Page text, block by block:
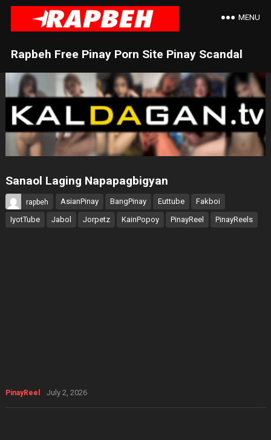
Rapbeh Free Pinay Porn Site Pinay Scandal
MENU
Sanaol Laging Napapagbigyan
rapbeh AsianPinay BangPinay Euttube
Fakboi
IyotTube
Jabol Jorpetz KainPopoy PinayReel PinayReels
PinayReel July 2, 2026